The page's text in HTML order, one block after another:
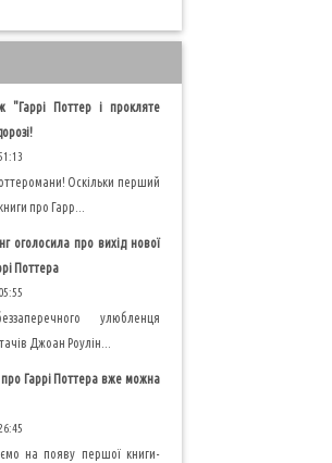
"Гаррі Поттер і прокляте
Оскільки перший
про Гарр...
оголосила про вихід нової
Поттера
улюбленця
Джоан Роулін...
про Гаррі Поттера вже можна
на появу першої книги-